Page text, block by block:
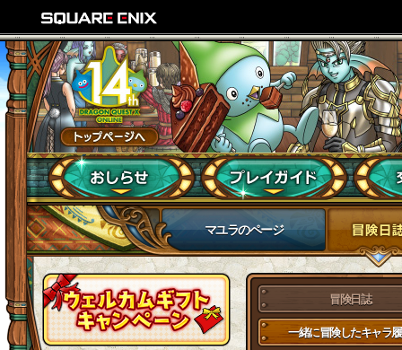
マユラのページ
冒険日誌
一緒に冒険したキャラ